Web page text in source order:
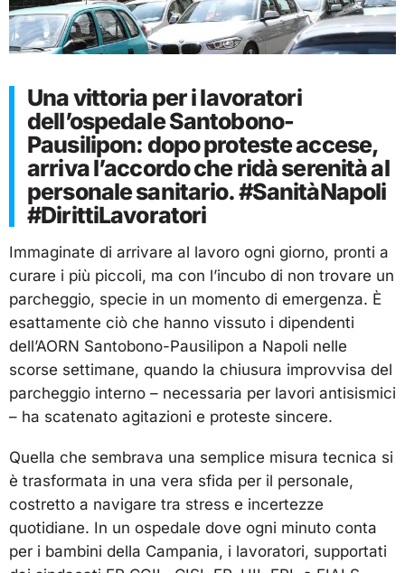
Una vittoria per i lavoratori
dell’ospedale Santobono-
Pausilipon: dopo proteste accese,
arriva l’accordo che ridà serenità al
personale sanitario. #SanitàNapoli
#DirittiLavoratori
Immaginate di arrivare al lavoro ogni giorno, pronti a
curare i più piccoli, ma con l’incubo di non trovare un
parcheggio, specie in un momento di emergenza. È
esattamente ciò che hanno vissuto i dipendenti
dell’AORN Santobono-Pausilipon a Napoli nelle
scorse settimane, quando la chiusura improvvisa del
parcheggio interno – necessaria per lavori antisismici
– ha scatenato agitazioni e proteste sincere.
Quella che sembrava una semplice misura tecnica si
è trasformata in una vera sfida per il personale,
costretto a navigare tra stress e incertezze
quotidiane. In un ospedale dove ogni minuto conta
per i bambini della Campania, i lavoratori, supportati